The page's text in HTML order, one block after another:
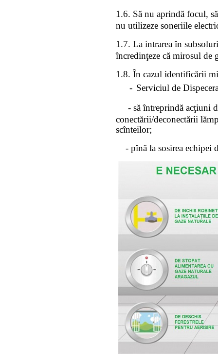
1.6. Să nu aprindă focul,
nu utilizeze soneriile
1.7. La intrarea în
încredinţeze că mirosul de
1.8. În cazul identificării
- Serviciul de
- să întreprindă acţiuni
conectării/deconectării
scînteilor;
- pînă la sosirea echipei